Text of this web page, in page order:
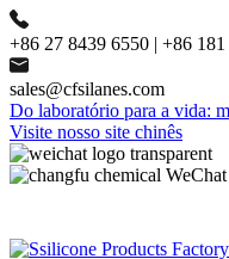
+86 27 8439 6550 | +86
sales@cfsilanes.com
Do laboratório para a vida:
Visite nosso site chinês